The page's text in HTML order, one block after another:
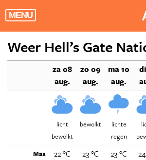
MENU
Weer Hell’s Gate
za 08
aug.
zo 09
aug.
ma 10
aug.
licht
bewolkt
bewolkt
lichte
regen
Max 22 °C 23 °C 23 °C